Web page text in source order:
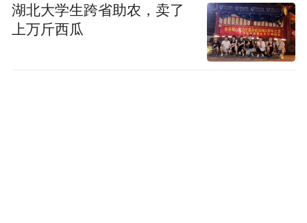
湖北大学生跨省助农，卖了
上万斤西瓜